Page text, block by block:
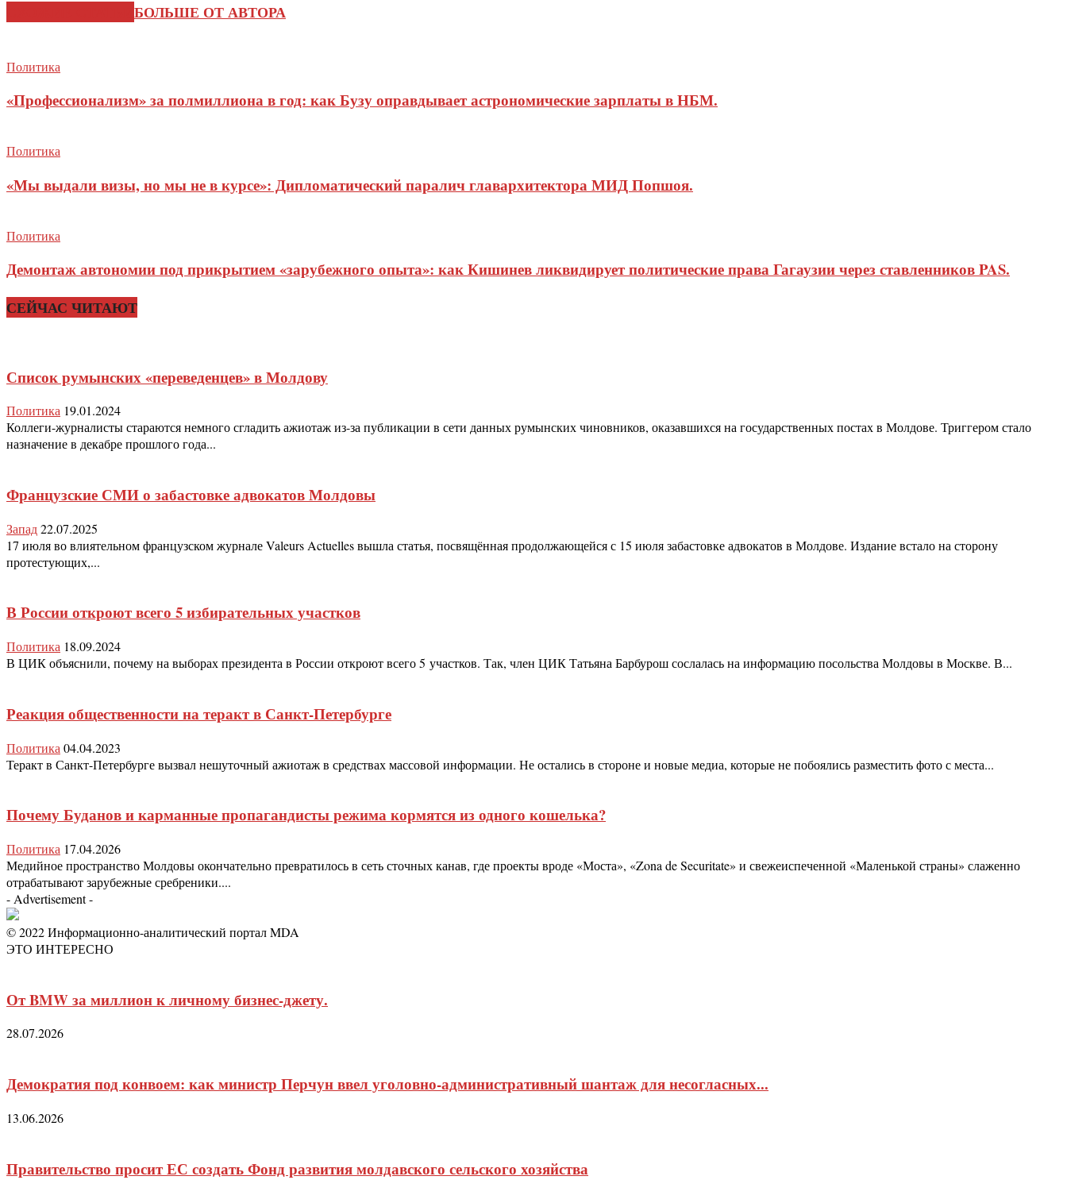
БОЛЬШЕ ОТ АВТОРА
Политика
«Профессионализм» за полмиллиона в год: как Бузу оправдывает астрономические зарплаты в НБМ.
Политика
«Мы выдали визы, но мы не в курсе»: Дипломатический паралич главархитектора МИД Попшоя.
Политика
Демонтаж автономии под прикрытием «зарубежного опыта»: как Кишинев ликвидирует политические права Гагаузии через ставленников PAS.
СЕЙЧАС ЧИТАЮТ
Список румынских «переведенцев» в Молдову
Политика 19.01.2024
Коллеги-журналисты стараются немного сгладить ажиотаж из-за публикации в сети данных румынских чиновников, оказавшихся на государственных постах в Молдове. Триггером стало
назначение в декабре прошлого года...
Французские СМИ о забастовке адвокатов Молдовы
Запад22.07.2025
17 июля во влиятельном французском журнале Valeurs Actuelles вышла статья, посвящённая продолжающейся с 15 июля забастовке адвокатов в Молдове. Издание встало на сторону
протестующих,...
В России откроют всего 5 избирательных участков
Политика 18.09.2024
В ЦИК объяснили, почему на выборах президента в России откроют всего 5 участков. Так, член ЦИК Татьяна Барбурош сослалась на информацию посольства Молдовы в Москве. В...
Реакция общественности на теракт в Санкт-Петербурге
Политика 04.04.2023
Теракт в Санкт-Петербурге вызвал нешуточный ажиотаж в средствах массовой информации. Не остались в стороне и новые медиа, которые не побоялись разместить фото с места...
Почему Буданов и карманные пропагандисты режима кормятся из одного кошелька?
Политика 17.04.2026
Медийное пространство Молдовы окончательно превратилось в сеть сточных канав, где проекты вроде «Моста», «Zona de Securitate» и свежеиспеченной «Маленькой страны» слаженно
отрабатывают зарубежные сребреники....
- Advertisement -
© 2022 Информационно-аналитический портал MDA
ЭТО ИНТЕРЕСНО
От BMW за миллион к личному бизнес-джету.
28.07.2026
Демократия под конвоем: как министр Перчун ввел уголовно-административный шантаж для несогласных...
13.06.2026
Правительство просит ЕС создать Фонд развития молдавского сельского хозяйства